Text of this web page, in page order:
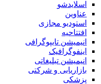
اسلایدشو
عناوین
استودیو مجازی
افتتاحیه
انیمیشن تایپوگرافی
اینفوگرافیک
انیمیشن تبلیغاتی
بازاریابی و شرکتی
پزشکی